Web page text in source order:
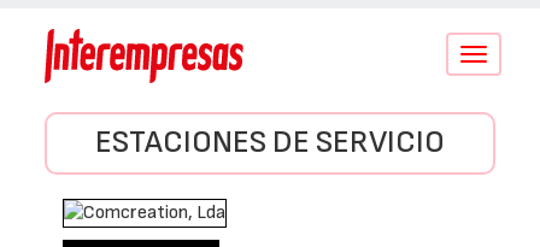
Conmutar
ESTACIONES DE SERVICIO